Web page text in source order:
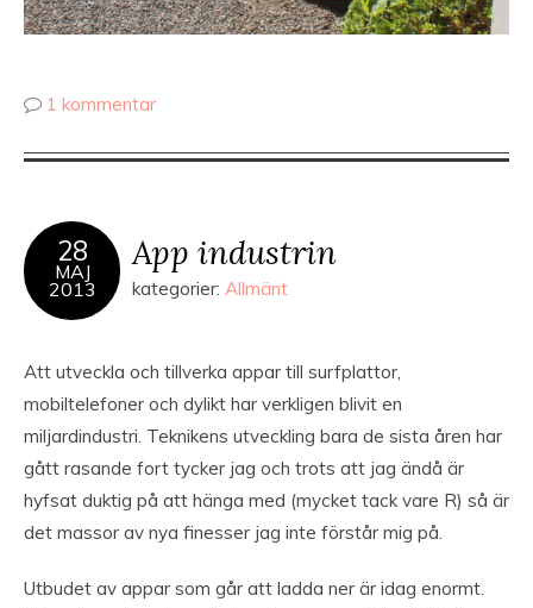
1 kommentar
28
MAJ
2013
App industrin
kategorier: Allmänt
Att utveckla och tillverka appar till surfplattor,
mobiltelefoner och dylikt har verkligen blivit en
miljardindustri. Teknikens utveckling bara de sista åren har
gått rasande fort tycker jag och trots att jag ändå är
hyfsat duktig på att hänga med (mycket tack vare R) så är
det massor av nya finesser jag inte förstår mig på.
Utbudet av appar som går att ladda ner är idag enormt.